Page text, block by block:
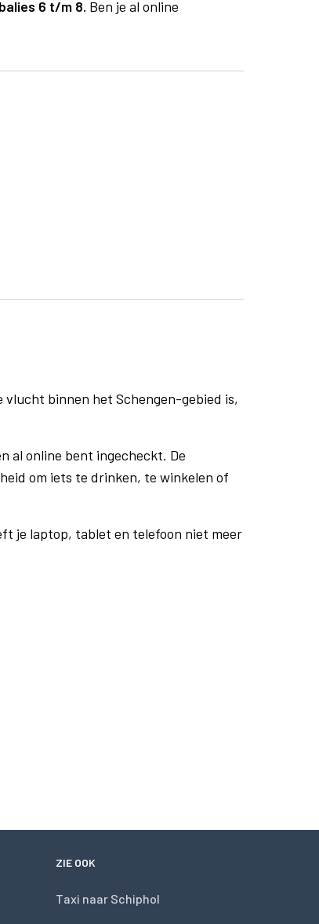
6 t/m 8. Ben je al online
vlucht binnen het Schengen-gebied is,
al online bent ingecheckt. De
om iets te drinken, te winkelen of
je laptop, tablet en telefoon niet meer
ZIE OOK
Taxi naar Schiphol